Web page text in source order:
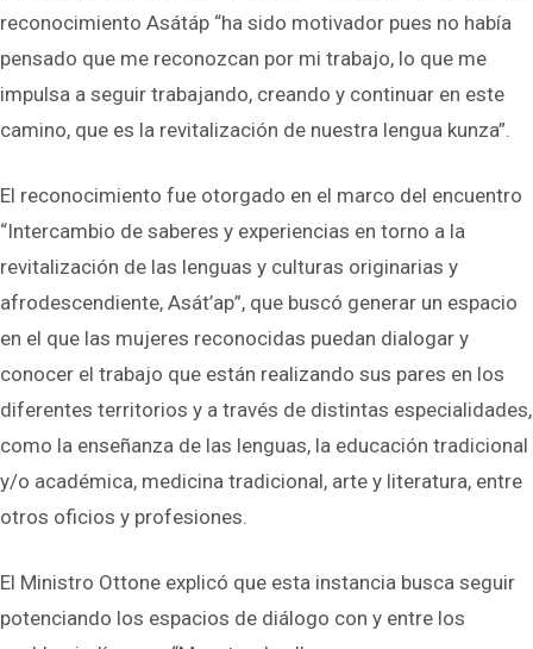
reconocimiento Asátáp “ha sido motivador pues no había
pensado que me reconozcan por mi trabajo, lo que me
impulsa a seguir trabajando, creando y continuar en este
camino, que es la revitalización de nuestra lengua kunza”.
El reconocimiento fue otorgado en el marco del encuentro
“Intercambio de saberes y experiencias en torno a la
revitalización de las lenguas y culturas originarias y
afrodescendiente, Asát’ap”, que buscó generar un espacio
en el que las mujeres reconocidas puedan dialogar y
conocer el trabajo que están realizando sus pares en los
diferentes territorios y a través de distintas especialidades,
como la enseñanza de las lenguas, la educación tradicional
y/o académica, medicina tradicional, arte y literatura, entre
otros oficios y profesiones.
El Ministro Ottone explicó que esta instancia busca seguir
potenciando los espacios de diálogo con y entre los